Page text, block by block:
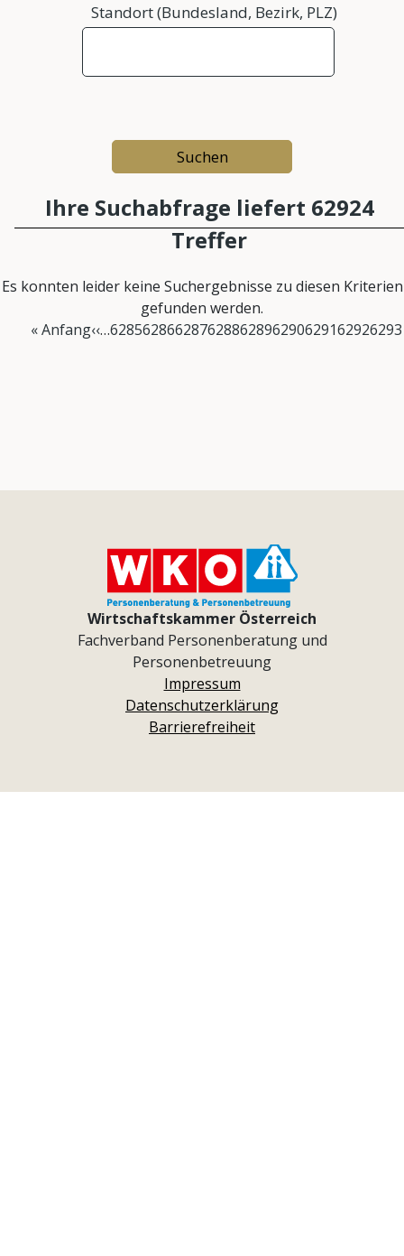
Standort (Bundesland, Bezirk, PLZ)
Ihre Suchabfrage liefert 62924
Treffer
Es konnten leider keine Suchergebnisse zu diesen Kriterien
gefunden werden.
Seitennummerierung
First page
« AnfangVorherige Seite
‹‹…Page
6285Page
6286Page
6287Page
6288Page
6289Page
6290Page
6291Page
62926293
Wirtschaftskammer Österreich
Fachverband Personenberatung und
Personenbetreuung
Impressum
Datenschutzerklärung
Barrierefreiheit